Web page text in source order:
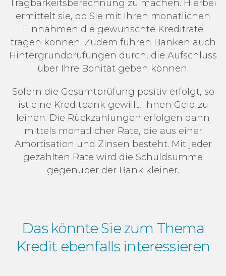
Tragbarkeitsberechnung zu machen. Hierbei
ermittelt sie, ob Sie mit Ihren monatlichen
Einnahmen die gewünschte Kreditrate
tragen können. Zudem führen Banken auch
Hintergrundprüfungen durch, die Aufschluss
über Ihre Bonität geben können.
Sofern die Gesamtprüfung positiv erfolgt, so
ist eine Kreditbank gewillt, Ihnen Geld zu
leihen. Die Rückzahlungen erfolgen dann
mittels monatlicher Rate, die aus einer
Amortisation und Zinsen besteht. Mit jeder
gezahlten Rate wird die Schuldsumme
gegenüber der Bank kleiner.
Das könnte Sie zum Thema
Kredit ebenfalls interessieren